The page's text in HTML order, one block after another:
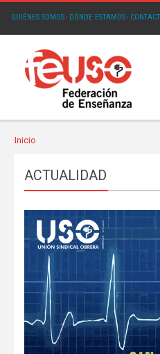
QUIÉNES SOMOS· DÓNDE ESTAMOS·
Inicio
ACTUALIDAD